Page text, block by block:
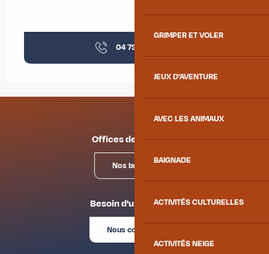
GRIMPER ET VOLER
JEUX D'AVENTURE
AVEC LES ANIMAUX
BAIGNADE
ACTIVITÉS CULTURELLES
ACTIVITÉS NEIGE
04 79 83 23
Offices de tourisme
Nos bureaux
Besoin d'un conseil ?
Nous contacter